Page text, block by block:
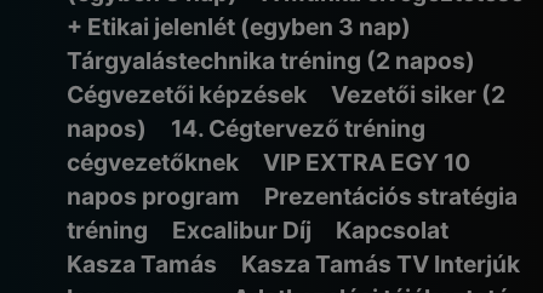
+ Etikai jelenlét (egyben 3 nap)
Tárgyalástechnika tréning (2 napos)
Cégvezetői képzések
Vezetői siker (2
napos)
14. Cégtervező tréning
cégvezetőknek
VIP EXTRA EGY 10
napos program
Prezentációs stratégia
tréning
Excalibur Díj
Kapcsolat
Kasza Tamás
Kasza Tamás TV Interjúk